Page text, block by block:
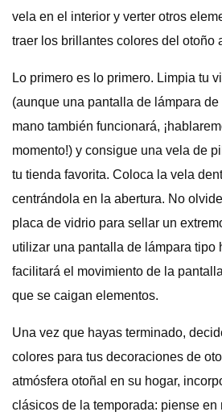
vela en el interior y verter otros
traer los brillantes colores del otoño
Lo primero es lo primero. Limpia tu
(aunque una pantalla de lámpara
mano también funcionará,
momento!) y consigue una vela de
tu tienda favorita. Coloca la vela
centrándola en la abertura. No
placa de vidrio para sellar un
utilizar una pantalla de lámpara tipo
facilitará el movimiento de la
que se caigan elementos.
Una vez que hayas terminado,
colores para tus decoraciones de
atmósfera otoñal en su hogar,
clásicos de la temporada: piense en